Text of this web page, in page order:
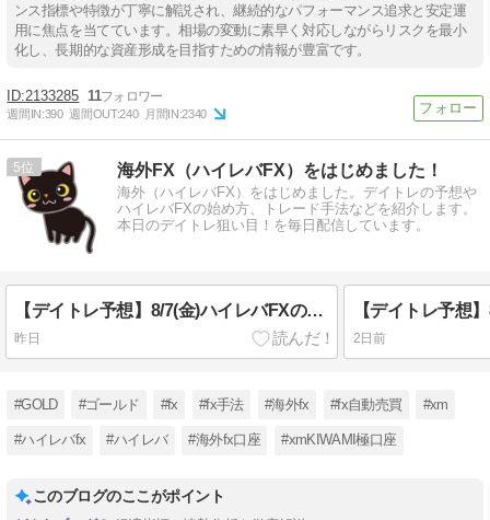
ンス指標や特徴が丁寧に解説され、継続的なパフォーマンス追求と安定運
用に焦点を当てています。相場の変動に素早く対応しながらリスクを最小
化し、長期的な資産形成を目指すための情報が豊富です。
2133285 11
週間IN:390 週間OUT:240 月間IN:2340
5 海外FX（ハイレバFX）をはじめました！
海外（ハイレバFX）をはじめました。デイトレの予想や
ハイレバFXの始め方、トレード手法などを紹介します。
本日のデイトレ狙い目！を毎日配信しています。
【デイトレ予想】8/7(金)ハイレバFXの狙い目！
昨日 2日前
#GOLD #ゴールド #fx #fx手法 #海外fx #fx自動売買 #xm
#ハイレバfx #ハイレバ #海外fx口座 #xmKIWAMI極口座
このブログのここがポイント